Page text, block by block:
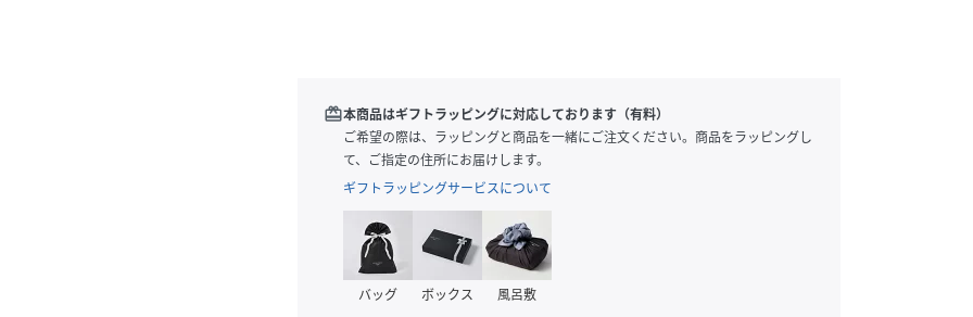
redeem本商品はギフトラッピングに対応しております（有料）
ご希望の際は、ラッピングと商品を一緒にご注文ください。商品をラッピングし
て、ご指定の住所にお届けします。
ギフトラッピングサービスについて
バッグ ボックス 風呂敷